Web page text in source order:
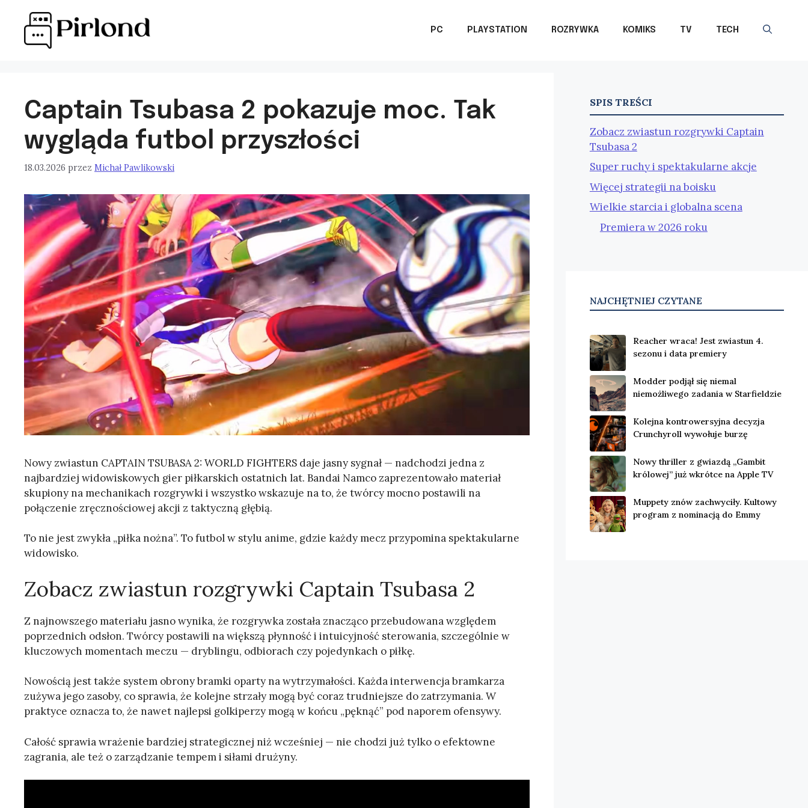
PC PLAYSTATION ROZRYWKA KOMIKS TV TECH
Captain Tsubasa 2 pokazuje moc. Tak
wygląda futbol przyszłości
18.03.2026 przez Michał Pawlikowski
Nowy zwiastun CAPTAIN TSUBASA 2: WORLD FIGHTERS daje jasny sygnał — nadchodzi jedna z
najbardziej widowiskowych gier piłkarskich ostatnich lat. Bandai Namco zaprezentowało materiał
skupiony na mechanikach rozgrywki i wszystko wskazuje na to, że twórcy mocno postawili na
połączenie zręcznościowej akcji z taktyczną głębią.
To nie jest zwykła „piłka nożna”. To futbol w stylu anime, gdzie każdy mecz przypomina spektakularne
widowisko.
Zobacz zwiastun rozgrywki Captain Tsubasa 2
Z najnowszego materiału jasno wynika, że rozgrywka została znacząco przebudowana względem
poprzednich odsłon. Twórcy postawili na większą płynność i intuicyjność sterowania, szczególnie w
kluczowych momentach meczu — dryblingu, odbiorach czy pojedynkach o piłkę.
Nowością jest także system obrony bramki oparty na wytrzymałości. Każda interwencja bramkarza
zużywa jego zasoby, co sprawia, że kolejne strzały mogą być coraz trudniejsze do zatrzymania. W
praktyce oznacza to, że nawet najlepsi golkiperzy mogą w końcu „pęknąć” pod naporem ofensywy.
Całość sprawia wrażenie bardziej strategicznej niż wcześniej — nie chodzi już tylko o efektowne
zagrania, ale też o zarządzanie tempem i siłami drużyny.
SPIS TREŚCI
Zobacz zwiastun rozgrywki Captain
Tsubasa 2
Super ruchy i spektakularne akcje
Więcej strategii na boisku
Wielkie starcia i globalna scena
Premiera w 2026 roku
NAJCHĘTNIEJ CZYTANE
Reacher wraca! Jest zwiastun 4.
sezonu i data premiery
Modder podjął się niemal
niemożliwego zadania w Starfieldzie
Kolejna kontrowersyjna decyzja
Crunchyroll wywołuje burzę
Nowy thriller z gwiazdą „Gambit
królowej” już wkrótce na Apple TV
Muppety znów zachwyciły. Kultowy
program z nominacją do Emmy